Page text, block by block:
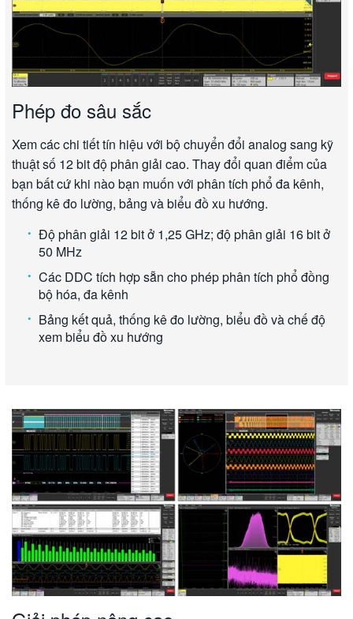
Phép đo sâu sắc
Xem các chi tiết tín hiệu với bộ chuyển đổi analog sang kỹ
thuật số 12 bit độ phân giải cao. Thay đổi quan điểm của
bạn bất cứ khi nào bạn muốn với phân tích phổ đa kênh,
thống kê đo lường, bảng và biểu đồ xu hướng.
Độ phân giải 12 bit ở 1,25 GHz; độ phân giải 16 bit ở
50 MHz
Các DDC tích hợp sẵn cho phép phân tích phổ đồng
bộ hóa, đa kênh
Bảng kết quả, thống kê đo lường, biểu đồ và chế độ
xem biểu đồ xu hướng